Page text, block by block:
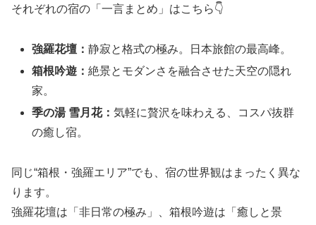
それぞれの宿の「一言まとめ」はこちら👇
強羅花壇：静寂と格式の極み。日本旅館の最高峰。
箱根吟遊：絶景とモダンさを融合させた天空の隠れ
家。
季の湯 雪月花：気軽に贅沢を味わえる、コスパ抜群
の癒し宿。
同じ“箱根・強羅エリア”でも、宿の世界観はまったく異な
ります。
強羅花壇は「非日常の極み」、箱根吟遊は「癒しと景